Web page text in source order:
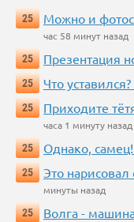
25 Можно и
час 58 минут назад
25
Презентация
25
Что
25
Приходите
часа 1 минуту назад
25
Однако,
25
Это
минуты назад
25
Волга -